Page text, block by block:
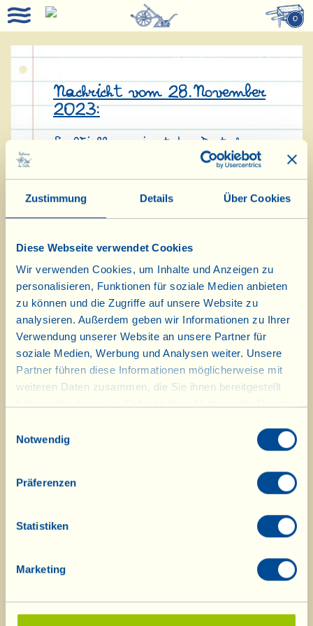
Zustimmung Details Über Cookies
Diese Webseite verwendet Cookies
Wir verwenden Cookies, um Inhalte und Anzeigen zu
personalisieren, Funktionen für soziale Medien anbieten
zu können und die Zugriffe auf unsere Website zu
analysieren. Außerdem geben wir Informationen zu Ihrer
Verwendung unserer Website an unsere Partner für
soziale Medien, Werbung und Analysen weiter. Unsere
Partner führen diese Informationen möglicherweise mit
weiteren Daten zusammen, die Sie ihnen bereitgestellt
Notwendig
Präferenzen
Statistiken
Marketing
0
Nachricht vom 28.November
2023:
La Vialla gewinnt den Deutschen
Nachhaltigkeitspreis 2024!
Die Fattoria La Vialla wurde in
Düsseldorf als herausragendes
Landwirtschaft mit dem Deutschen
Nachhaltigkeitspreis ausgezeichnet.
Der Preis wird jedes Jahr von der
gleichnamigen Stiftung in
Zusammenarbeit mit der deutschen
Bundesregierung und dem WWF
verliehen.